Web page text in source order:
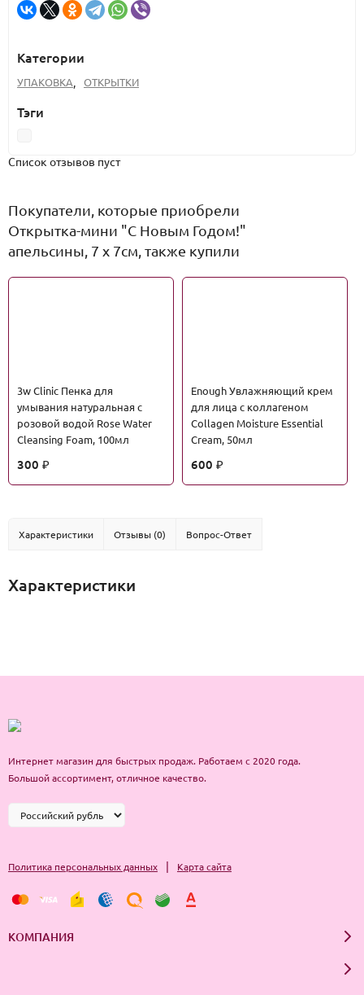
Категории
УПАКОВКА, ОТКРЫТКИ
Тэги
Список отзывов пуст
Покупатели, которые приобрели
Открытка-мини "С Новым Годом!"
апельсины, 7 х 7см, также купили
3w Clinic Пенка для
умывания натуральная с
розовой водой Rose Water
Cleansing Foam, 100мл
300 ₽
Enough Увлажняющий крем
для лица с коллагеном
Collagen Moisture Essential
Cream, 50мл
600 ₽
Характеристики Отзывы (0) Вопрос-Ответ
Характеристики
Интернет магазин для быстрых продаж. Работаем с 2020 года.
Большой ассортимент, отличное качество.
Политика персональных данных | Карта сайта
КОМПАНИЯ